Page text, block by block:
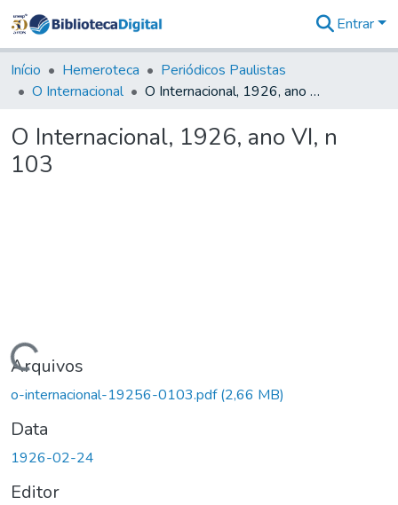
&
Coleções
Tudo na
Digital
Entrar
Início Hemeroteca
Periódicos Paulistas
O Internacional
O Internacional, 1926, ano VI, n 103
O Internacional, 1926, ano VI, n
103
Carregando...
Arquivos
o-internacional-19256-0103.pdf(2,66 MB)
Data
1926-02-24
Editor